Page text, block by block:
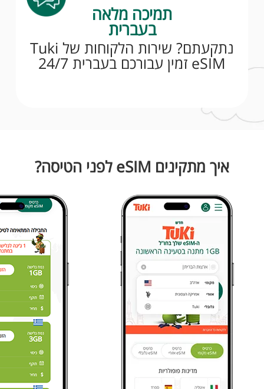
תמיכה מלאה
בעברית
נתקעתם? שירות הלקוחות של Tuki
eSIM זמין עבורכם בעברית 24/7
איך מתקינים eSIM לפני הטיסה?